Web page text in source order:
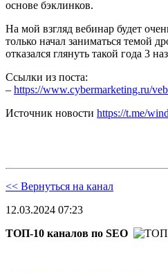
основе бэклинков.
На мой взгляд вебинар будет
только начал заниматься темой
отказался глянуть такой года 3
Ссылки из поста:
– https://www.cybermarketing.ru/
Источник новости https://t.me/
<< Вернуться на канал
12.03.2024 07:23
ТОП-10 каналов по SEO